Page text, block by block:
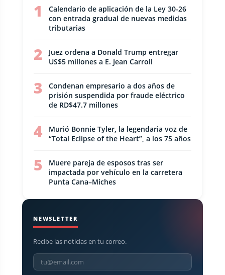
1
Calendario de aplicación de la Ley 30-26
con entrada gradual de nuevas medidas
tributarias
2
Juez ordena a Donald Trump entregar
US$5 millones a E. Jean Carroll
3
Condenan empresario a dos años de
prisión suspendida por fraude eléctrico
de RD$47.7 millones
4
Murió Bonnie Tyler, la legendaria voz de
“Total Eclipse of the Heart”, a los 75 años
5
Muere pareja de esposos tras ser
impactada por vehículo en la carretera
Punta Cana–Miches
NEWSLETTER
Recibe las noticias en tu correo.